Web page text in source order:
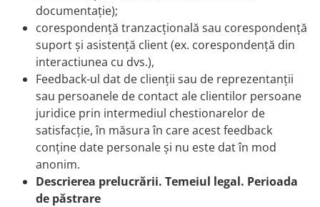
documentație);
corespondență tranzacțională sau corespondență
suport și asistență client (ex. corespondență din
interactiunea cu dvs.),
Feedback-ul dat de clienții sau de reprezentanții
sau persoanele de contact ale clientilor persoane
juridice prin intermediul chestionarelor de
satisfacție, în măsura în care acest feedback
conține date personale și nu este dat în mod
anonim.
Descrierea prelucrării. Temeiul legal. Perioada
de păstrare